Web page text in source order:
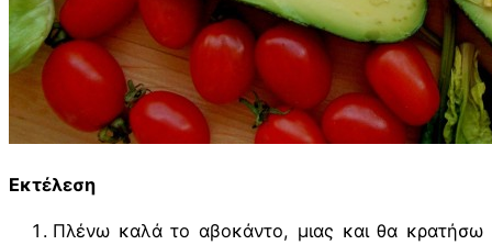
Εκτέλεση
Πλένω καλά το αβοκάντο, μιας και θα κρατήσω